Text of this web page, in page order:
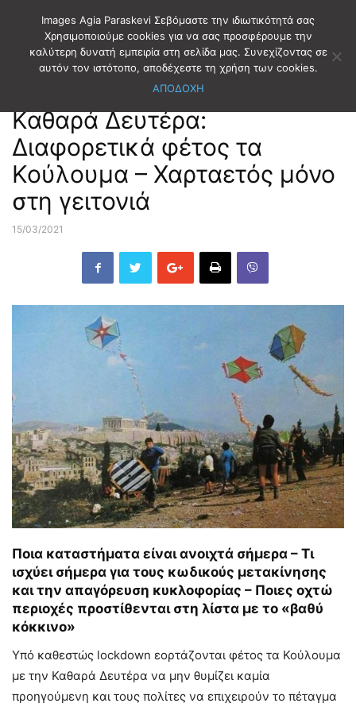
Αρχική ΕΙΔΗΣΕΙΣ
Καθαρά Δευτέρα:
Διαφορετικά φέτος τα
Κούλουμα – Χαρταετός μόνο
στη γειτονιά
15/03/2021
Ποια καταστήματα είναι ανοιχτά σήμερα – Τι
ισχύει σήμερα για τους κωδικούς μετακίνησης
και την απαγόρευση κυκλοφορίας – Ποιες οχτώ
περιοχές προστίθενται στη λίστα με το «βαθύ
κόκκινο»
Υπό καθεστώς lockdown εορτάζονται φέτος τα Κούλουμα
με την Καθαρά Δευτέρα να μην θυμίζει καμία
προηγούμενη και τους πολίτες να επιχειρούν το πέταγμα
Images Agia Paraskevi Σεβόμαστε την ιδιωτικότητά σας
Χρησιμοποιούμε cookies για να σας προσφέρουμε την
καλύτερη δυνατή εμπειρία στη σελίδα μας. Συνεχίζοντας σε
αυτόν τον ιστότοπο, αποδέχεστε τη χρήση των cookies.
ΑΠΟΔΟΧΗ